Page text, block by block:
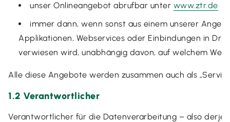
unser Onlineangebot abrufbar unter www.ztr.de
immer dann, wenn sonst aus einem unserer
Applikationen, Webservices oder Einbindungen in
verwiesen wird, unabhängig davon, auf welchem
Alle diese Angebote werden zusammen auch als
1.2 Verantwortlicher
Verantwortlicher für die Datenverarbeitung – also